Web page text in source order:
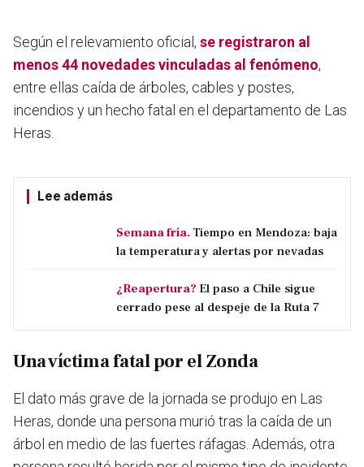
Según el relevamiento oficial, se registraron al
menos 44 novedades vinculadas al fenómeno,
entre ellas caída de árboles, cables y postes,
incendios y un hecho fatal en el departamento de Las
Heras.
Lee además
Semana fría. Tiempo en Mendoza: baja
la temperatura y alertas por nevadas
¿Reapertura? El paso a Chile sigue
cerrado pese al despeje de la Ruta 7
Una víctima fatal por el Zonda
El dato más grave de la jornada se produjo en Las
Heras, donde una persona murió tras la caída de un
árbol en medio de las fuertes ráfagas. Además, otra